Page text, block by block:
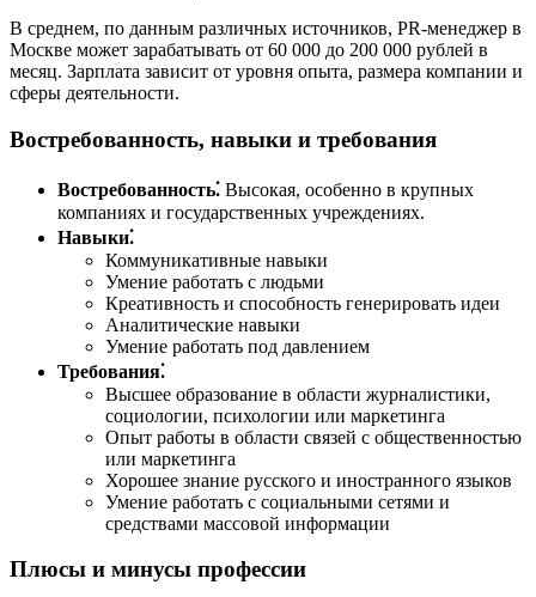
В среднем, по данным различных источников, PR-менеджер в
Москве может зарабатывать от 60 000 до 200 000 рублей в
месяц. Зарплата зависит от уровня опыта, размера компании и
сферы деятельности.
Востребованность, навыки и требования
Востребованность⁚ Высокая, особенно в крупных
компаниях и государственных учреждениях.
Навыки⁚
Коммуникативные навыки
Умение работать с людьми
Креативность и способность генерировать идеи
Аналитические навыки
Умение работать под давлением
Требования⁚
Высшее образование в области журналистики,
социологии, психологии или маркетинга
Опыт работы в области связей с общественностью
или маркетинга
Хорошее знание русского и иностранного языков
Умение работать с социальными сетями и
средствами массовой информации
Плюсы и минусы профессии